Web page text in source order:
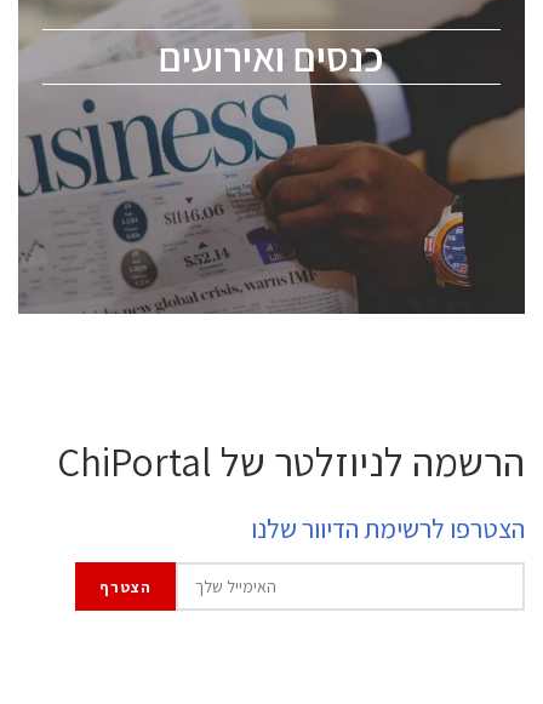
כנסים ואירועים
מומחים מקצועיים ובכירים.
ChipEx2026 will be held on May 12-13, 2026. The
conference is intended for everyone involved in the
semiconductor industry, including engineers,
professional experts, and senior executives.
לחץ לפרטים
הרשמה לניוזלטר של ChiPortal
הצטרפו לרשימת הדיוור שלנו